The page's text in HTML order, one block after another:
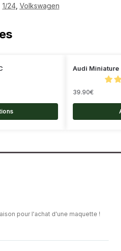
1/24, Volkswagen
Audi Miniature
39.90€
pour l'achat d'une maquette !